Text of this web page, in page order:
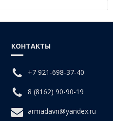
Средняя
B (продольно-винтовой прокат)
КОНТАКТЫ
+7 921-698-37-40
8 (8162) 90-90-19
armadavn@yandex.ru